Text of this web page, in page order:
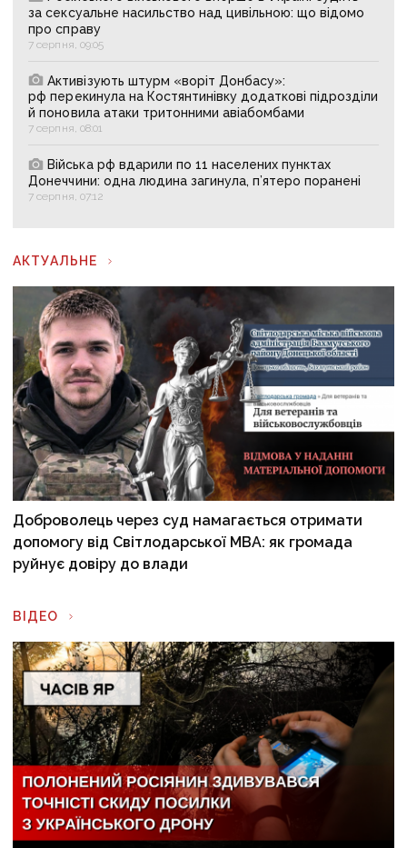
за сексуальне насильство над цивільною: що відомо
про справу
7 серпня, 09:05
Активізують штурм «воріт Донбасу»:
рф перекинула на Костянтинівку додаткові підрозділи
й поновила атаки тритонними авіабомбами
7 серпня, 08:01
Війська рф вдарили по 11 населених пунктах
Донеччини: одна людина загинула, п’ятеро поранені
7 серпня, 07:12
АКТУАЛЬНЕ
Доброволець через суд намагається отримати
допомогу від Світлодарської МВА: як громада
руйнує довіру до влади
ВІДЕО